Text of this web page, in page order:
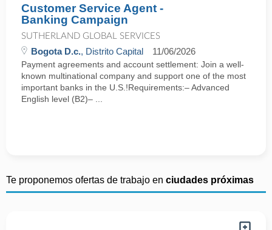
Customer Service Agent -
Banking Campaign
SUTHERLAND GLOBAL SERVICES
Bogota D.c., Distrito Capital 11/06/2026
Payment agreements and account settlement: Join a well-
known multinational company and support one of the most
important banks in the U.S.!Requirements:– Advanced
English level (B2)– ...
Te proponemos ofertas de trabajo en ciudades próximas